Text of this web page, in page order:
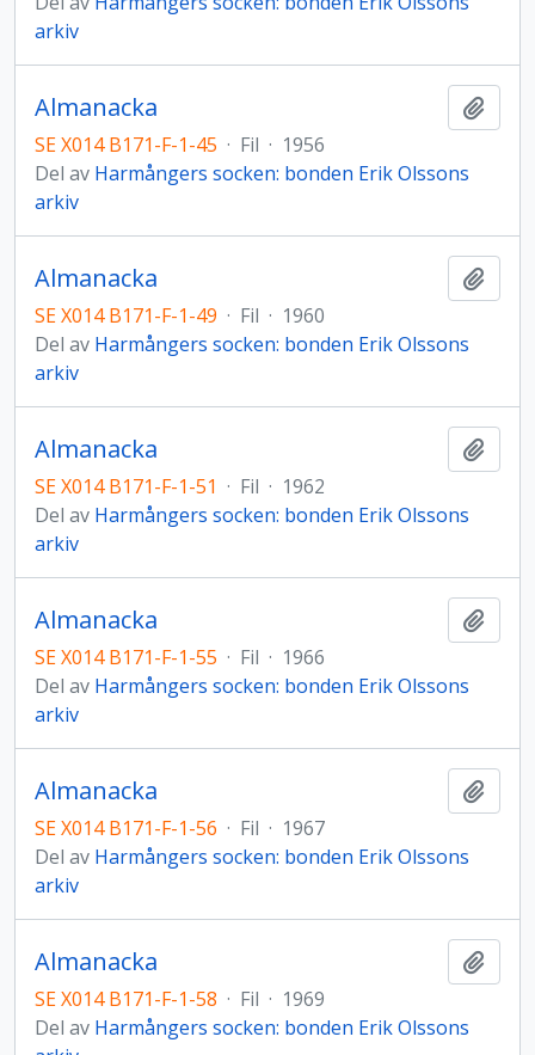
arkiv
Almanacka
SE X014 B171-F-1-45 · Fil · 1956
Del av Harmångers socken: bonden Erik Olssons
arkiv
Almanacka
SE X014 B171-F-1-49 · Fil · 1960
Del av Harmångers socken: bonden Erik Olssons
arkiv
Almanacka
SE X014 B171-F-1-51 · Fil · 1962
Del av Harmångers socken: bonden Erik Olssons
arkiv
Almanacka
SE X014 B171-F-1-55 · Fil · 1966
Del av Harmångers socken: bonden Erik Olssons
arkiv
Almanacka
SE X014 B171-F-1-56 · Fil · 1967
Del av Harmångers socken: bonden Erik Olssons
arkiv
Almanacka
SE X014 B171-F-1-58 · Fil · 1969
Del av Harmångers socken: bonden Erik Olssons